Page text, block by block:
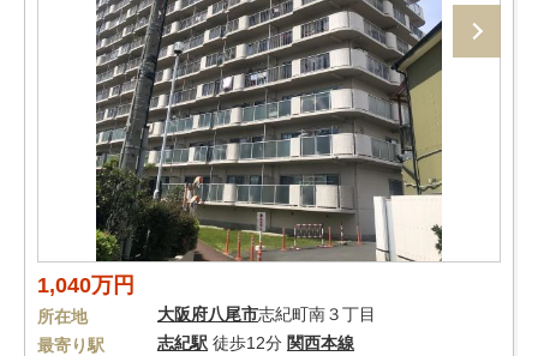
1,040万円
所在地 大阪府八尾市志紀町南３丁目
最寄り駅
志紀駅 徒歩12分 関西本線